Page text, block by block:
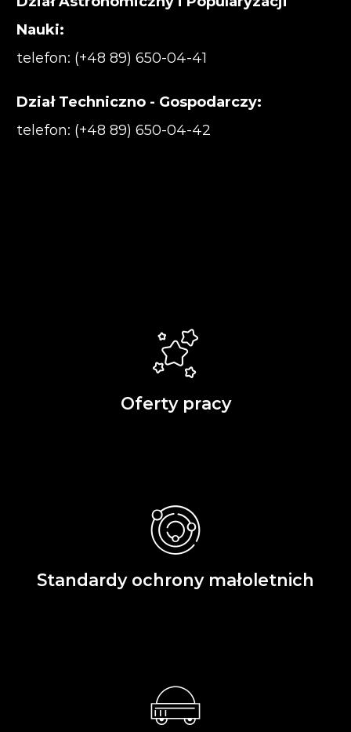
Nauki:
telefon: (+48 89) 650-04-41
Dział Techniczno - Gospodarczy:
telefon: (+48 89) 650-04-42
Oferty pracy
Standardy ochrony małoletnich